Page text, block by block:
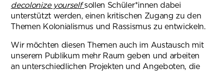
decolonize yourself sollen Schüler*innen dabei
unterstützt werden, einen kritischen Zugang zu den
Themen Kolonialismus und Rassismus zu entwickeln.
Wir möchten diesen Themen auch im Austausch mit
unserem Publikum mehr Raum geben und arbeiten
an unterschiedlichen Projekten und Angeboten, die